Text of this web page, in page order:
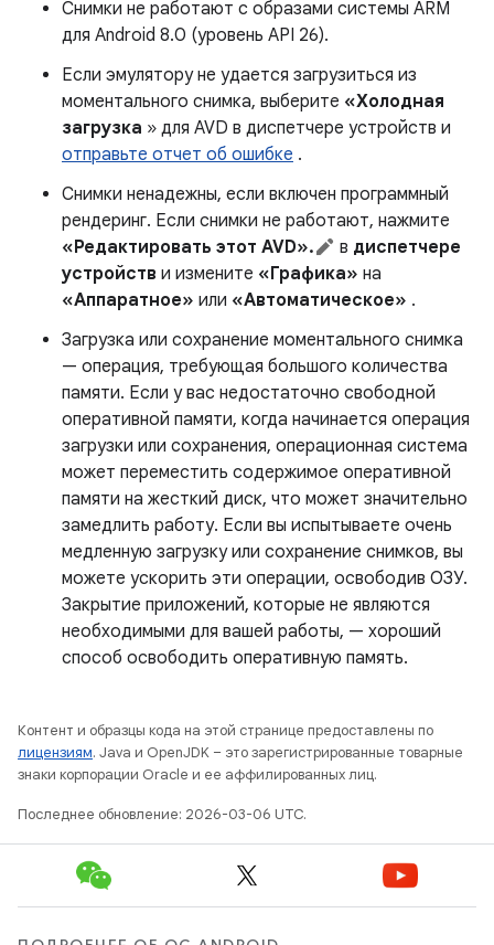
Снимки не работают с образами системы ARM
для Android 8.0 (уровень API 26).
Если эмулятору не удается загрузиться из
моментального снимка, выберите «Холодная
загрузка » для AVD в диспетчере устройств и
отправьте отчет об ошибке .
Снимки ненадежны, если включен программный
рендеринг. Если снимки не работают, нажмите
«Редактировать этот AVD».
в диспетчере
устройств и измените «Графика» на
«Аппаратное» или «Автоматическое» .
Загрузка или сохранение моментального снимка
— операция, требующая большого количества
памяти. Если у вас недостаточно свободной
оперативной памяти, когда начинается операция
загрузки или сохранения, операционная система
может переместить содержимое оперативной
памяти на жесткий диск, что может значительно
замедлить работу. Если вы испытываете очень
медленную загрузку или сохранение снимков, вы
можете ускорить эти операции, освободив ОЗУ.
Закрытие приложений, которые не являются
необходимыми для вашей работы, — хороший
способ освободить оперативную память.
Контент и образцы кода на этой странице предоставлены по
лицензиям. Java и OpenJDK – это зарегистрированные товарные
знаки корпорации Oracle и ее аффилированных лиц.
Последнее обновление: 2026-03-06 UTC.